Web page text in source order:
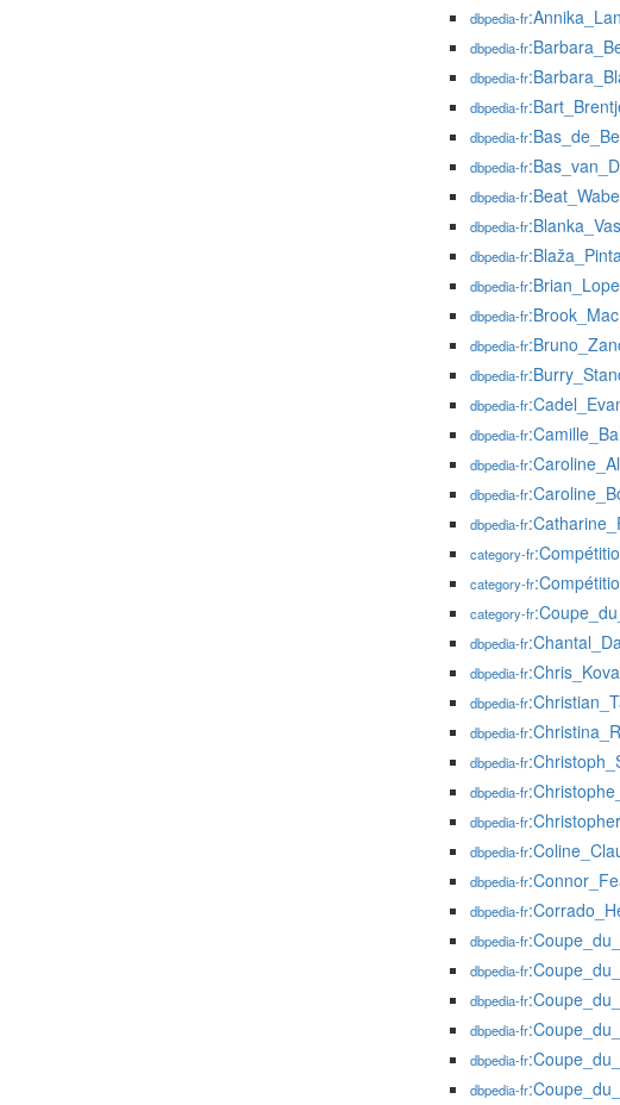
dbpedia-fr
dbpedia-fr
dbpedia-fr
dbpedia-fr
dbpedia-fr
dbpedia-fr
dbpedia-fr
dbpedia-fr:Blanka_Vas
dbpedia-fr
dbpedia-fr
dbpedia-fr
dbpedia-fr
dbpedia-fr
dbpedia-fr
dbpedia-fr
dbpedia-fr
dbpedia-fr
dbpedia-fr
category-fr
category-fr
category-fr
dbpedia-fr
dbpedia-fr
dbpedia-fr
dbpedia-fr
dbpedia-fr
dbpedia-fr
dbpedia-fr
dbpedia-fr
dbpedia-fr
dbpedia-fr
dbpedia-fr
dbpedia-fr
dbpedia-fr
dbpedia-fr
dbpedia-fr
dbpedia-fr